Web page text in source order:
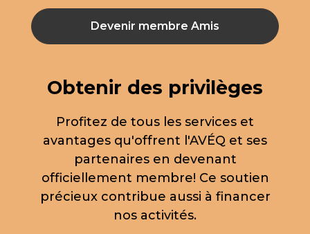
Devenir membre Amis
Obtenir des privilèges
Profitez de tous les services et
avantages qu'offrent l'AVÉQ et ses
partenaires en devenant
officiellement membre! Ce soutien
précieux contribue aussi à financer
nos activités.